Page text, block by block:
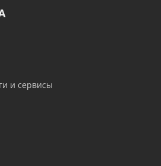
и сервисы